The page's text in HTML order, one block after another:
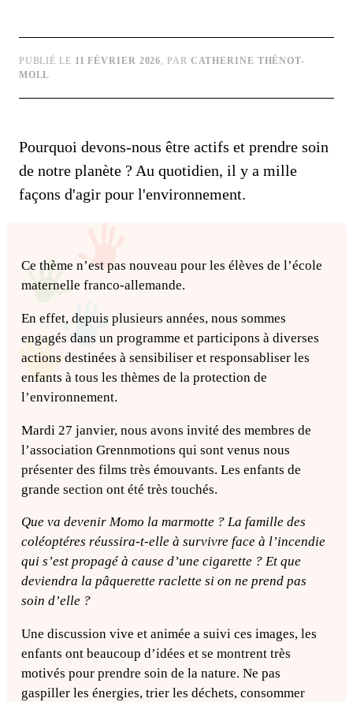
PUBLIÉ LE 11 FÉVRIER 2026, PAR CATHERINE THÉNOT-
MOLL
Pourquoi devons-nous être actifs et prendre soin
de notre planète ? Au quotidien, il y a mille
façons d'agir pour l'environnement.
Ce thème n’est pas nouveau pour les élèves de l’école
maternelle franco-allemande.
En effet, depuis plusieurs années, nous sommes
engagés dans un programme et participons à diverses
actions destinées à sensibiliser et responsabliser les
enfants à tous les thèmes de la protection de
l’environnement.
Mardi 27 janvier, nous avons invité des membres de
l’association Grennmotions qui sont venus nous
présenter des films très émouvants. Les enfants de
grande section ont été très touchés.
Que va devenir Momo la marmotte ? La famille des
coléoptéres réussira-t-elle à survivre face à l’incendie
qui s’est propagé à cause d’une cigarette ? Et que
deviendra la pâquerette raclette si on ne prend pas
soin d’elle ?
Une discussion vive et animée a suivi ces images, les
enfants ont beaucoup d’idées et se montrent très
motivés pour prendre soin de la nature. Ne pas
gaspiller les énergies, trier les déchets, consommer